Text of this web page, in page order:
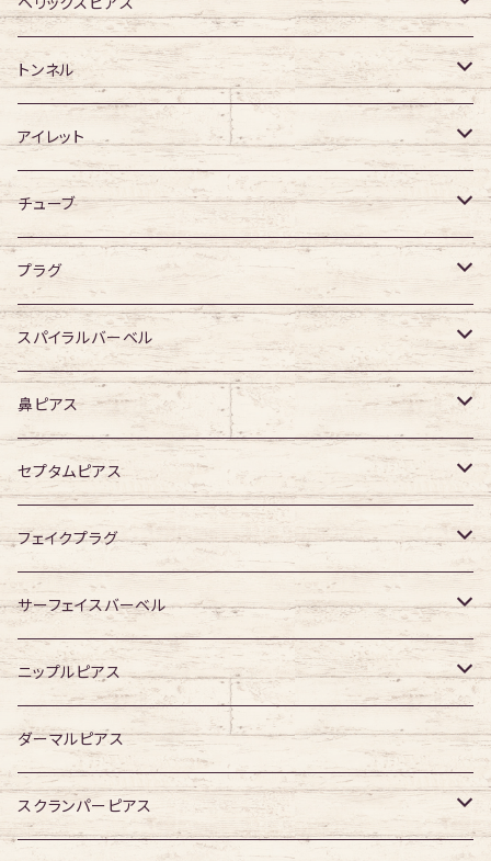
ジュエル有り
ジュエル有り
ジュエル無し
ジュエル有り
サージカルチタン
アクリル
ジュエル無し
ジュエル有り
トンネル
316Lサージカルステンレス
デザイン無し
デザイン有り
アクリル
アイレット
シングルフレア
ダブルフレア
チューブ
デザイン無し
デザイン有り
プラグ
デザイン無し
デザイン有り
スパイラルバーベル
316Lサージカルステンレス
ジュエル無し
ジュエル有り
サージカルチタン
ジュエル無し
ジュエル有り
鼻ピアス
ジュエル無し
ジュエル有り
セプタムピアス
ジュエル無し
ジュエル有り
フェイクプラグ
ジュエル無し
ジュエル有り
サーフェイスバーベル
ジュエル無し
ジュエル有り
ニップルピアス
ジュエル無し
ジュエル有り
ダーマルピアス
スクランパーピアス